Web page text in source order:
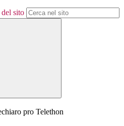
sito
pro Telethon